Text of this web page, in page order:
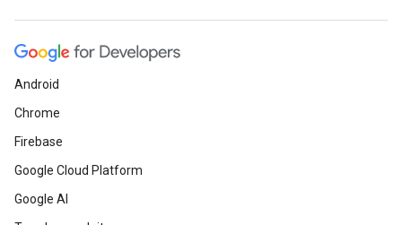
Android
Chrome
Firebase
Google Cloud Platform
Google AI